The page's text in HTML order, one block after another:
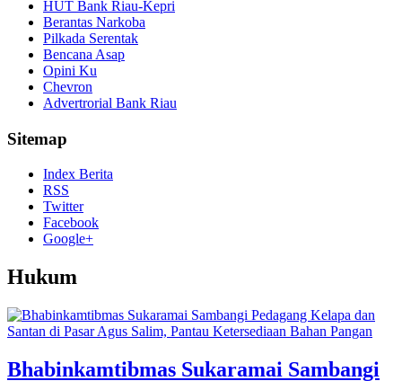
HUT Bank Riau-Kepri
Berantas Narkoba
Pilkada Serentak
Bencana Asap
Opini Ku
Chevron
Advertrorial Bank Riau
Sitemap
Index Berita
RSS
Twitter
Facebook
Google+
Hukum
Bhabinkamtibmas Sukaramai Sambangi